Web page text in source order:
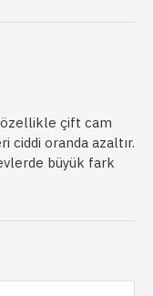
özellikle çift cam
ciddi oranda azaltır.
büyük fark